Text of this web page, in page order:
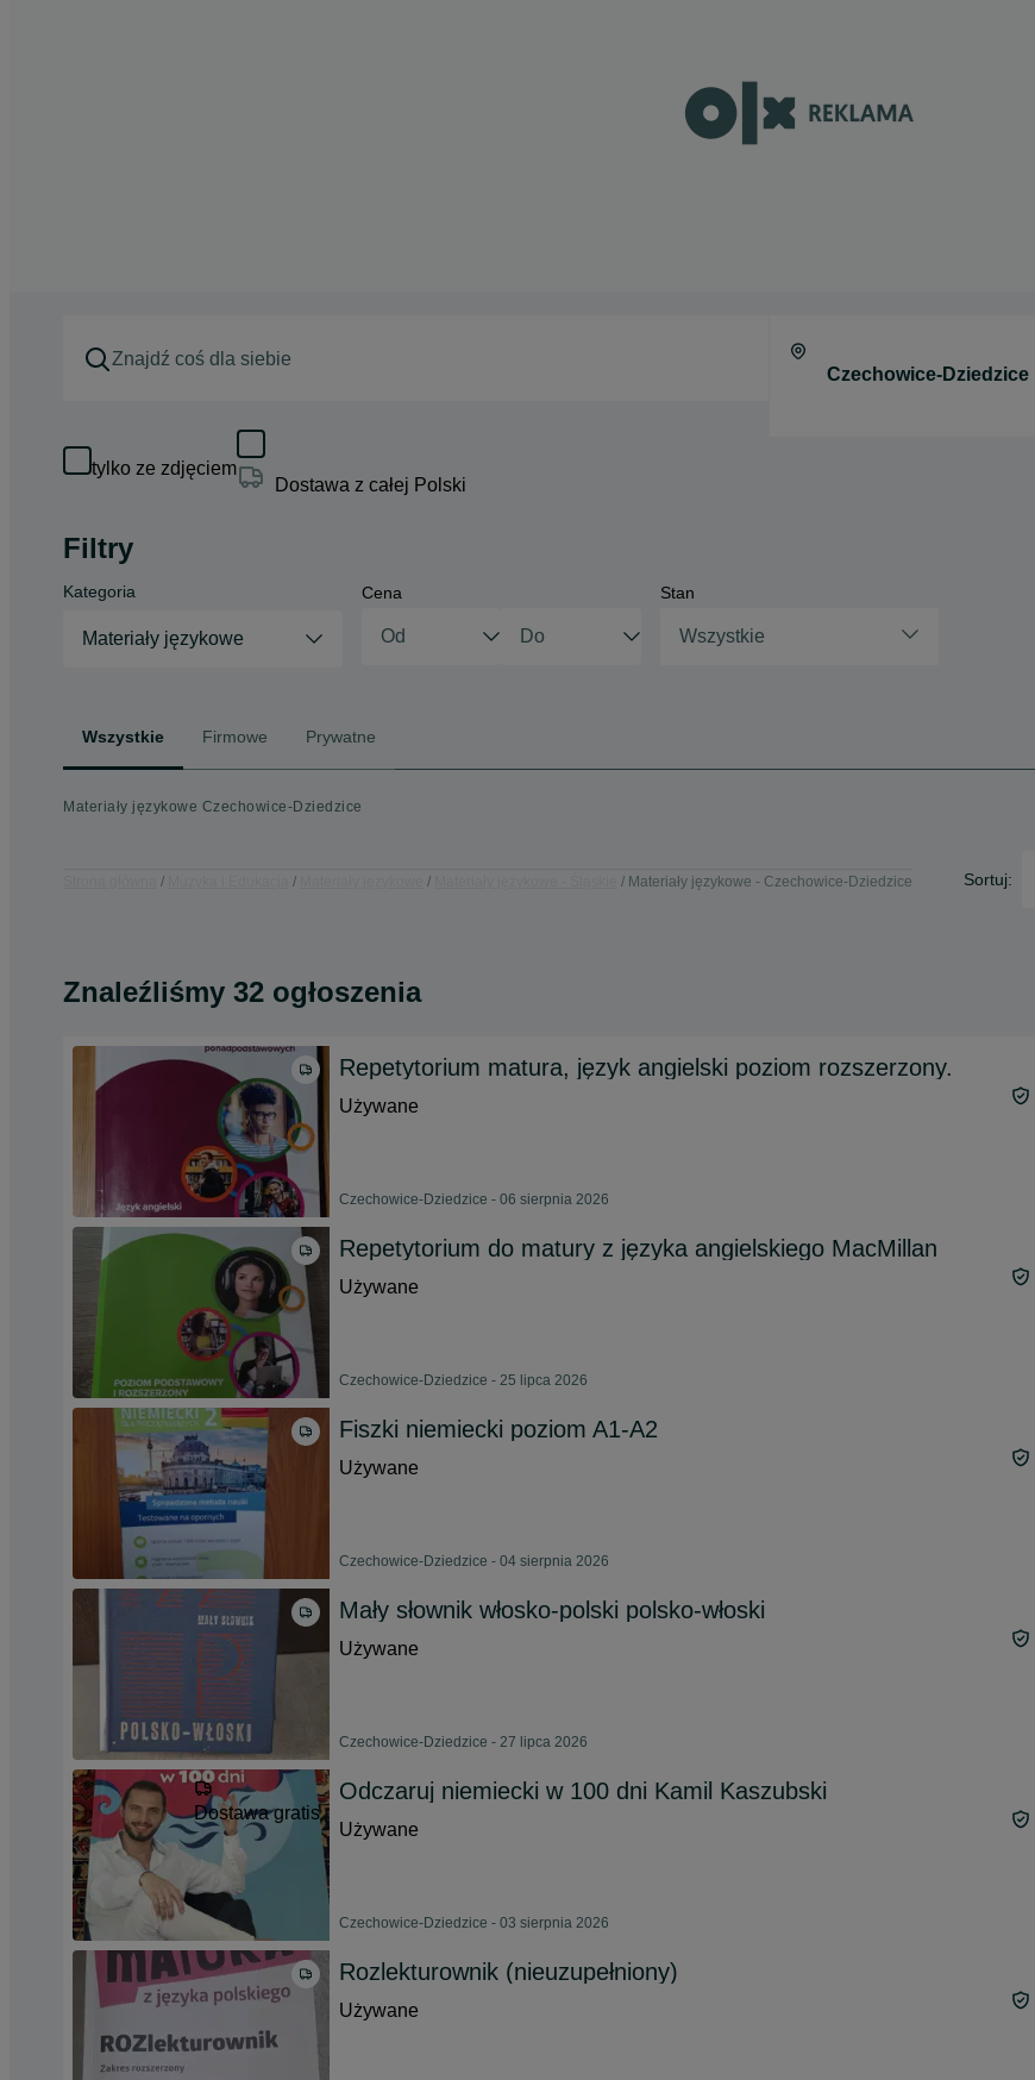
tylko ze zdjęciem
Dostawa z całej Polski
Filtry
Kategoria
Materiały językowe
Cena Stan
Wszystkie
Wszystkie Firmowe Prywatne
Materiały językowe Czechowice-Dziedzice
Materiały językowe - Czechowice-Dziedzice Sortuj:
Znaleźliśmy 32 ogłoszenia
Repetytorium matura, język angielski poziom rozszerzony.
Używane
Czechowice-Dziedzice - 06 sierpnia 2026
Repetytorium do matury z języka angielskiego MacMillan
Używane
Czechowice-Dziedzice - 25 lipca 2026
Fiszki niemiecki poziom A1-A2
Używane
Czechowice-Dziedzice - 04 sierpnia 2026
Mały słownik włosko-polski polsko-włoski
Używane
Czechowice-Dziedzice - 27 lipca 2026
Dostawa gratis
Odczaruj niemiecki w 100 dni Kamil Kaszubski
Używane
Czechowice-Dziedzice - 03 sierpnia 2026
Rozlekturownik (nieuzupełniony)
Używane